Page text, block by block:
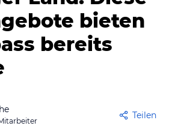
bieten
bereits
Teilen